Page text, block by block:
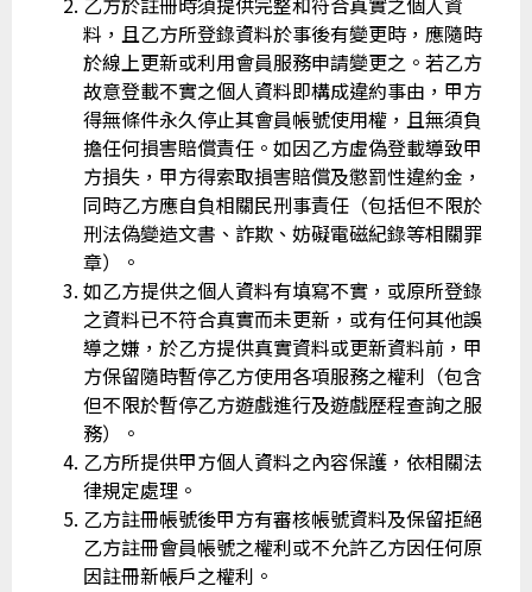
料，且乙方所登錄資料於事後有變更時，應隨時
於線上更新或利用會員服務申請變更之。若乙方
故意登載不實之個人資料即構成違約事由，甲方
得無條件永久停止其會員帳號使用權，且無須負
擔任何損害賠償責任。如因乙方虛偽登載導致甲
方損失，甲方得索取損害賠償及懲罰性違約金，
同時乙方應自負相關民刑事責任（包括但不限於
刑法偽變造文書、詐欺、妨礙電磁紀錄等相關罪
章）。
如乙方提供之個人資料有填寫不實，或原所登錄
之資料已不符合真實而未更新，或有任何其他誤
導之嫌，於乙方提供真實資料或更新資料前，甲
方保留隨時暫停乙方使用各項服務之權利（包含
但不限於暫停乙方遊戲進行及遊戲歷程查詢之服
務）。
乙方所提供甲方個人資料之內容保護，依相關法
律規定處理。
乙方註冊帳號後甲方有審核帳號資料及保留拒絕
乙方註冊會員帳號之權利或不允許乙方因任何原
因註冊新帳戶之權利。